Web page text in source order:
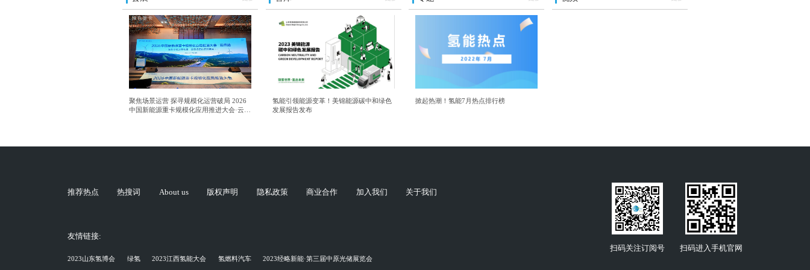
聚焦场景运营 探寻规模化运营破局 2026
中国新能源重卡规模化应用推进大会·云南
氢能引领能源变革！美锦能源碳中和绿色
发展报告发布
掀起热潮！氢能7月热点排行榜
推荐热点 热搜词 About us 版权声明 隐私政策 商业合作 加入我们 关于我们
友情链接:
2023山东氢博会 绿氢 2023江西氢能大会 氢燃料汽车 2023经略新能·第三届中原光储展览会
扫码关注订阅号 扫码进入手机官网